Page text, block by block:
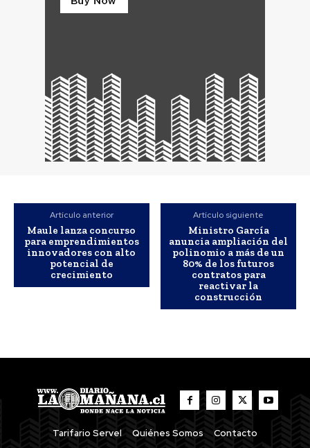
Artículo anterior
Maule lanza concurso
para emprendimientos
innovadores con alto
potencial de
crecimiento
Artículo siguiente
Ministro García
anuncia ampliación del
polinomio a más de un
80% de los futuros
contratos para
reactivar la
construcción
Tarifario Servel Quiénes Somos Contacto